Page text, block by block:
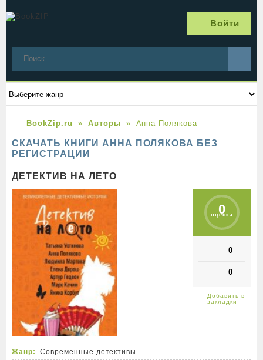
Войти
BookZip.ru Авторы Анна Полякова
СКАЧАТЬ КНИГИ АННА ПОЛЯКОВА БЕЗ
РЕГИСТРАЦИИ
ДЕТЕКТИВ НА ЛЕТО
0
оценка
0
0
Жанр:
Современные детективы